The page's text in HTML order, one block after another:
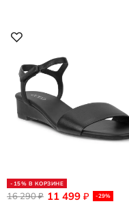
-15% В КОРЗИНЕ
11 499 ₽ -29%
16 290₽